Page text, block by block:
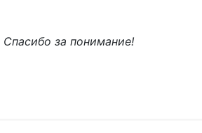
Спасибо за понимание!